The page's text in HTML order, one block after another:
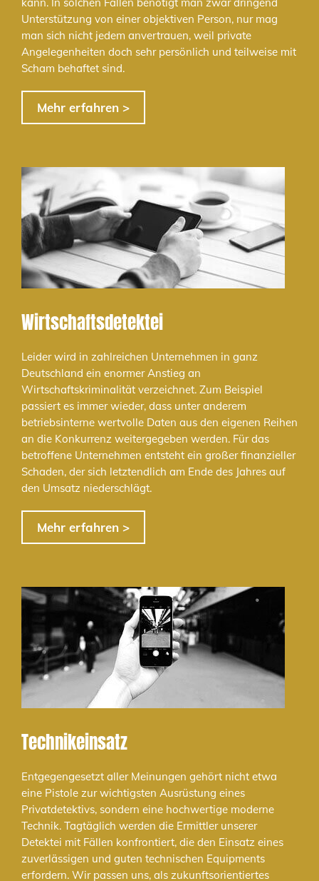
kann. In solchen Fällen benötigt man zwar dringend
Unterstützung von einer objektiven Person, nur mag
man sich nicht jedem anvertrauen, weil private
Angelegenheiten doch sehr persönlich und teilweise mit
Scham behaftet sind.
Mehr erfahren >
Wirtschaftsdetektei
Leider wird in zahlreichen Unternehmen in ganz
Deutschland ein enormer Anstieg an
Wirtschaftskriminalität verzeichnet. Zum Beispiel
passiert es immer wieder, dass unter anderem
betriebsinterne wertvolle Daten aus den eigenen Reihen
an die Konkurrenz weitergegeben werden. Für das
betroffene Unternehmen entsteht ein großer finanzieller
Schaden, der sich letztendlich am Ende des Jahres auf
den Umsatz niederschlägt.
Mehr erfahren >
Technikeinsatz
Entgegengesetzt aller Meinungen gehört nicht etwa
eine Pistole zur wichtigsten Ausrüstung eines
Privatdetektivs, sondern eine hochwertige moderne
Technik. Tagtäglich werden die Ermittler unserer
Detektei mit Fällen konfrontiert, die den Einsatz eines
zuverlässigen und guten technischen Equipments
erfordern. Wir passen uns, als zukunftsorientiertes